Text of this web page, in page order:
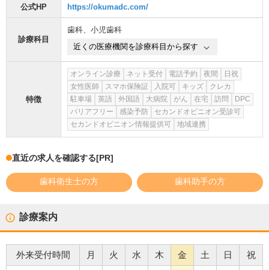
公式HP https://okumadc.com/
診療科目
歯科、 小児歯科
近くの医療機関を診療科目から探す
特徴
オンライン診療 ネット受付 電話予約 夜間
日祝
女性医師
スマホ保険証 入院可 キッズ
クレカ
駐車場
英語 外国語 大病院 がん 在宅 訪問
DPC
バリアフリー
感染予防
セカンドオピニオン受診可
セカンドオピニオン情報提供可
地域連携
直近の求人を確認する[PR]
歯科衛生士の方 歯科助手の方
診療案内
外来受付時間 月 火 水 木 金 土 日 祝